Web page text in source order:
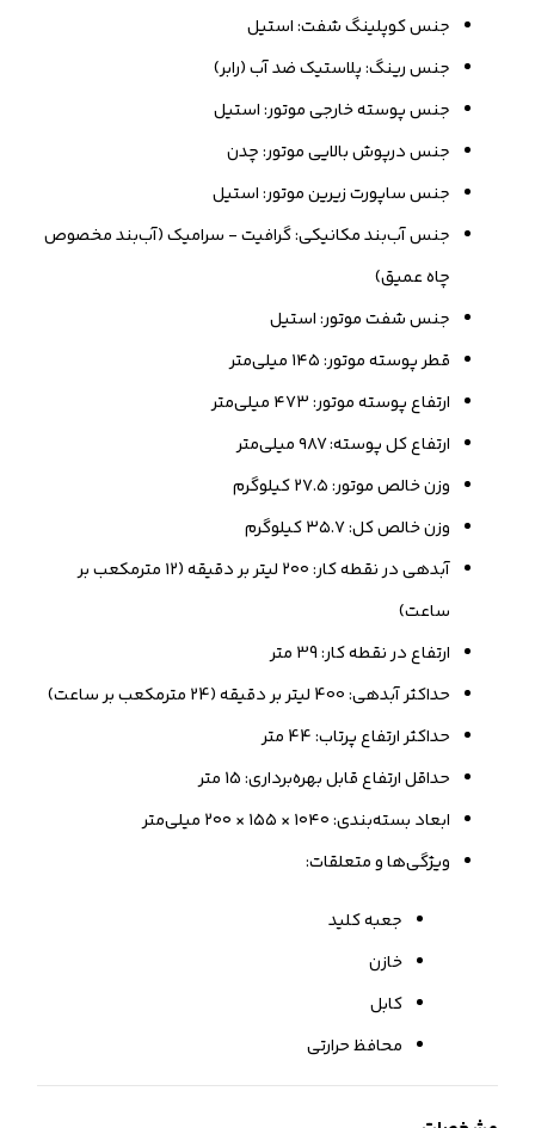
جنس کوپلینگ شفت: استیل
جنس رینگ: پلاستیک ضد آب (رابر)
جنس پوسته خارجی موتور: استیل
جنس درپوش بالایی موتور: چدن
جنس ساپورت زیرین موتور: استیل
جنس آب‌بند مکانیکی: گرافیت - سرامیک (آب‌بند مخصوص
چاه عمیق)
جنس شفت موتور: استیل
قطر پوسته موتور: ۱۴۵ میلی‌متر
ارتفاع پوسته موتور: ۴۷۳ میلی‌متر
ارتفاع کل پوسته: ۹۸۷ میلی‌متر
وزن خالص موتور: ۲۷.۵ کیلوگرم
وزن خالص کل: ۳۵.۷ کیلوگرم
آبدهی در نقطه کار: ۲۰۰ لیتر بر دقیقه (۱۲ مترمکعب بر
ساعت)
ارتفاع در نقطه کار: 39 متر
حداکثر آبدهی: 400 لیتر بر دقیقه (24 مترمکعب بر ساعت)
حداکثر ارتفاع پرتاب: 44 متر
حداقل ارتفاع قابل بهره‌برداری: 15 متر
ابعاد بسته‌بندی: ۱۰۴۰ × ۱۵۵ × ۲۰۰ میلی‌متر
ویژگی‌ها و متعلقات:
جعبه کلید
خازن
کابل
محافظ حرارتی